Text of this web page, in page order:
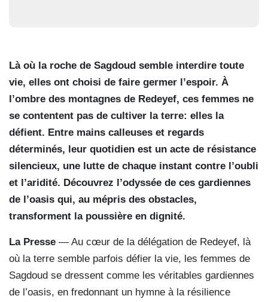
Là où la roche de Sagdoud semble interdire toute
vie, elles ont choisi de faire germer l’espoir. À
l’ombre des montagnes de Redeyef, ces femmes ne
se contentent pas de cultiver la terre: elles la
défient. Entre mains calleuses et regards
déterminés, leur quotidien est un acte de résistance
silencieux, une lutte de chaque instant contre l’oubli
et l’aridité. Découvrez l’odyssée de ces gardiennes
de l’oasis qui, au mépris des obstacles,
transforment la poussière en dignité.
La Presse — Au cœur de la délégation de Redeyef, là
où la terre semble parfois défier la vie, les femmes de
Sagdoud se dressent comme les véritables gardiennes
de l’oasis, en fredonnant un hymne à la résilience